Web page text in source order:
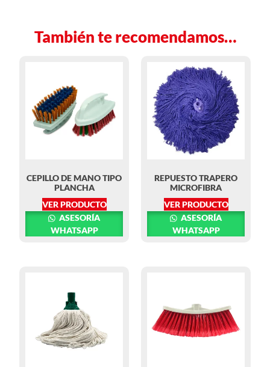
También te recomendamos…
CEPILLO DE MANO TIPO
PLANCHA
VER PRODUCTO
ASESORÍA
WHATSAPP
REPUESTO TRAPERO
MICROFIBRA
VER PRODUCTO
ASESORÍA
WHATSAPP